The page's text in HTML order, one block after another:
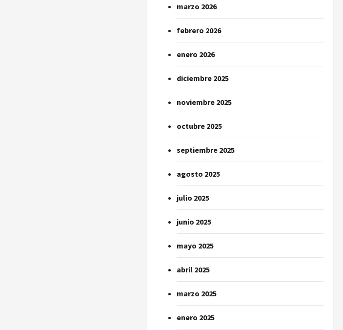
marzo 2026
febrero 2026
enero 2026
diciembre 2025
noviembre 2025
octubre 2025
septiembre 2025
agosto 2025
julio 2025
junio 2025
mayo 2025
abril 2025
marzo 2025
enero 2025